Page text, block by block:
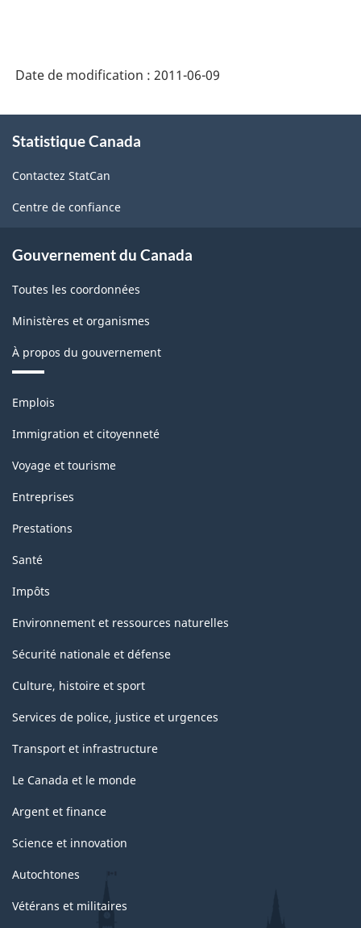
Date de modification : 2011-06-09
propos
ce
site
Statistique Canada
Contactez StatCan
Centre de confiance
Gouvernement du Canada
Toutes les coordonnées
Ministères et organismes
À propos du gouvernement
Thèmes
sujets
Emplois
Immigration et citoyenneté
Voyage et tourisme
Entreprises
Prestations
Santé
Impôts
Environnement et ressources naturelles
Sécurité nationale et défense
Culture, histoire et sport
Services de police, justice et urgences
Transport et infrastructure
Le Canada et le monde
Argent et finance
Science et innovation
Autochtones
Vétérans et militaires